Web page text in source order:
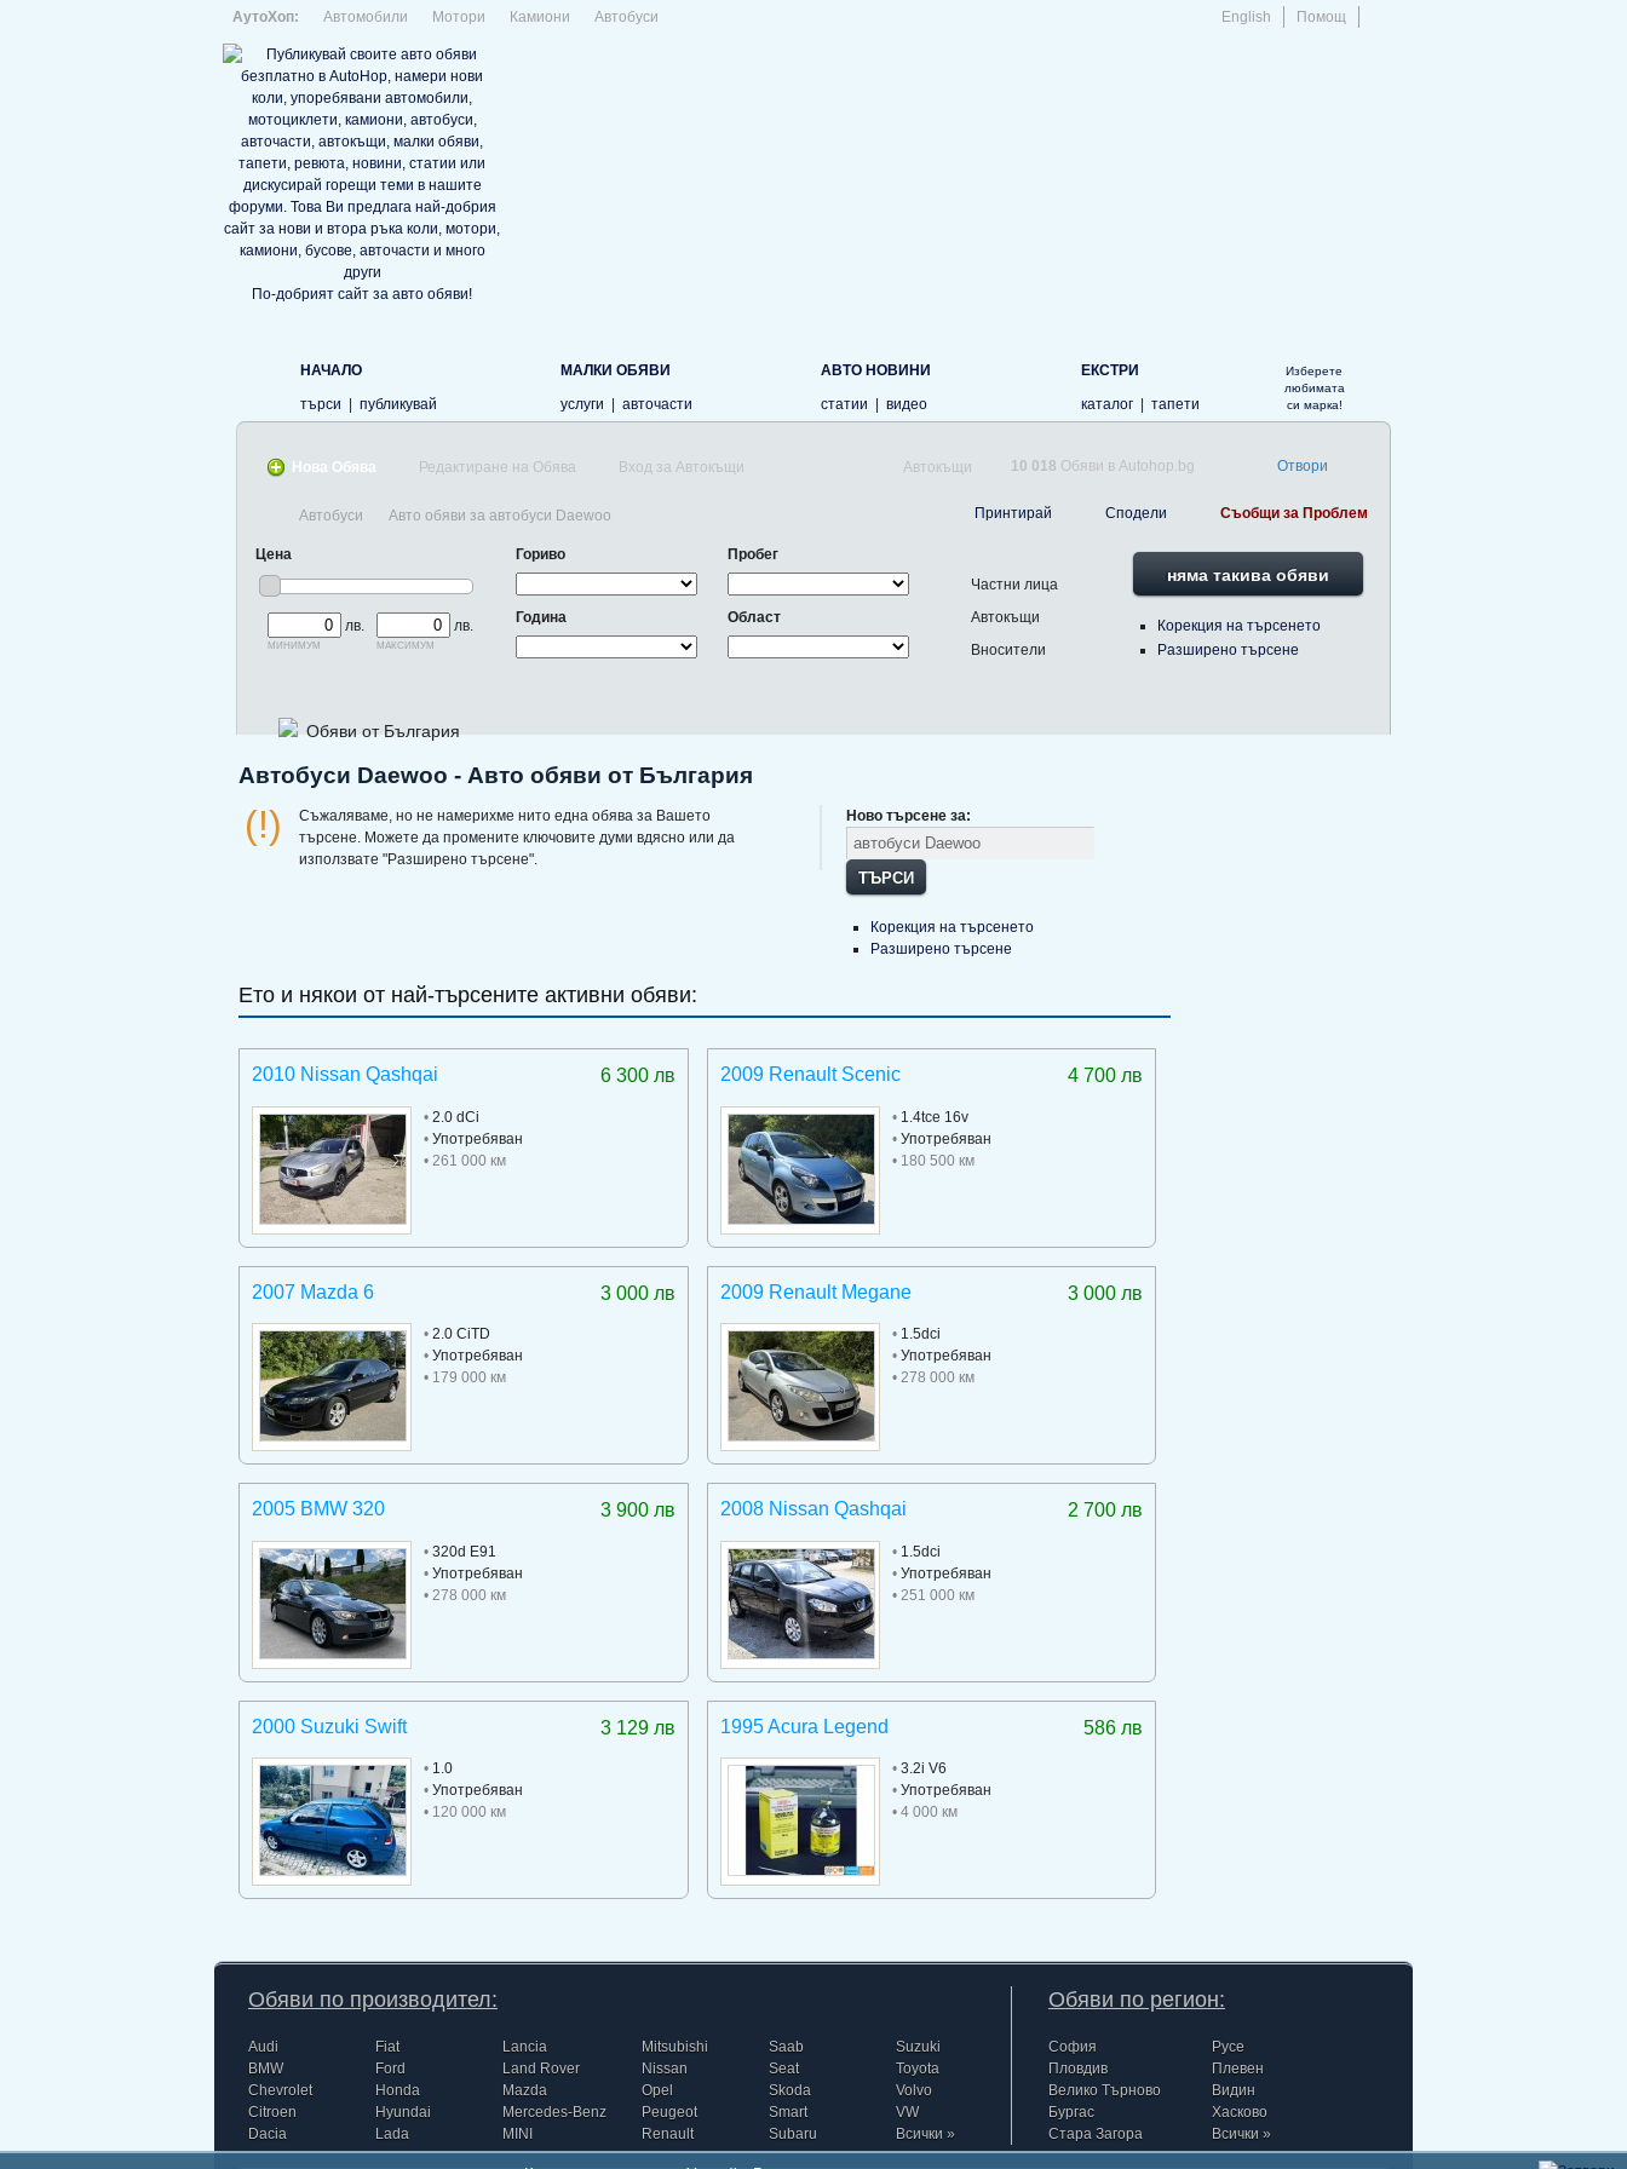
English Помощ
АутоХоп: Автомобили Мотори Камиони Автобуси
По-добрият сайт за авто обяви!
НАЧАЛО
търси
публикувай
МАЛКИ ОБЯВИ
услуги
авточасти
АВТО НОВИНИ
статии
видео
ЕКСТРИ
каталог
тапети
Изберете
любимата
си марка!
Нова Обява Редактиране на Обява Вход за Автокъщи Автокъщи 10 018 Обяви в Autohop.bg Отвори
Принтирай Сподели Съобщи за Проблем
Автобуси Авто обяви за автобуси Daewoo
Цена
лв.
минимум
лв.
максимум
Гориво
Година
Пробег
Област
Частни лица
Автокъщи
Вносители
няма такива обяви
Корекция на търсенето
Разширено търсене
Обяви от България
Автобуси Daewoo - Авто обяви от България
(!)
Съжаляваме, но не намерихме нито една обява за Вашето
търсене. Можете да промените ключовите думи вдясно или да
използвате "Разширено търсене".
Ново търсене за:
ТЪРСИ
Корекция на търсенето
Разширено търсене
Ето и някои от най-търсените активни обяви:
6 300 лв
2010 Nissan Qashqai
• 2.0 dCi
• Употребяван
• 261 000 км
4 700 лв
2009 Renault Scenic
•1.4tce 16v
•Употребяван
• 180 500 км
3 000 лв
2007 Mazda 6
• 2.0 CiTD
• Употребяван
• 179 000 км
3 000 лв
2009 Renault Megane
•1.5dci
•Употребяван
• 278 000 км
3 900 лв
2005 BMW 320
• 320d E91
• Употребяван
• 278 000 км
2 700 лв
2008 Nissan Qashqai
•1.5dci
•Употребяван
• 251 000 км
3 129 лв
2000 Suzuki Swift
• 1.0
• Употребяван
• 120 000 км
586 лв
1995 Acura Legend
•3.2i V6
•Употребяван
• 4 000 км
Обяви по производител:
Audi
BMW
Chevrolet
Citroen
Dacia
Fiat
Ford
Honda
Hyundai
Lada
Lancia
Land Rover
Mazda
Mercedes-Benz
MINI
Mitsubishi
Nissan
Opel
Peugeot
Renault
Saab
Seat
Skoda
Smart
Subaru
Suzuki
Toyota
Volvo
VW
Всички »
Обяви по регион:
София
Пловдив
Велико Търново
Бургас
Стара Загора
Русе
Плевен
Видин
Хасково
Всички »